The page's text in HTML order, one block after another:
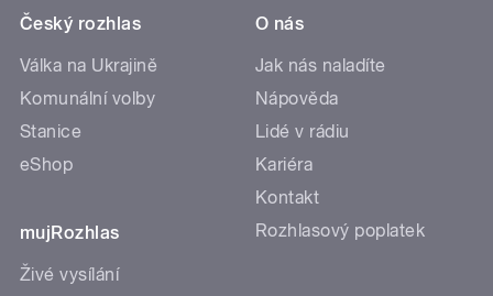
Český rozhlas
Válka na Ukrajině
Komunální volby
Stanice
eShop
mujRozhlas
Živé vysílání
O nás
Jak nás naladíte
Nápověda
Lidé v rádiu
Kariéra
Kontakt
Rozhlasový poplatek